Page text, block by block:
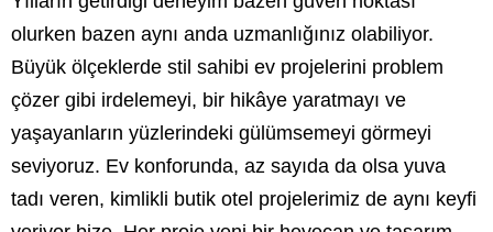
olurken bazen aynı anda uzmanlığınız olabiliyor.
Büyük ölçeklerde stil sahibi ev projelerini problem
çözer gibi irdelemeyi, bir hikâye yaratmayı ve
yaşayanların yüzlerindeki gülümsemeyi görmeyi
seviyoruz. Ev konforunda, az sayıda da olsa yuva
tadı veren, kimlikli butik otel projelerimiz de aynı keyfi